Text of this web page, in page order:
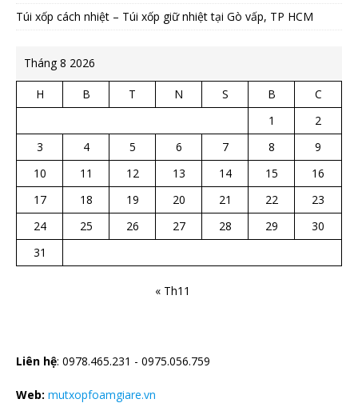
Túi xốp cách nhiệt – Túi xốp giữ nhiệt tại Gò vấp, TP HCM
Tháng 8 2026
H B T N S B
C
1
2
3
4 5 6 7 8
9
10
11 12 13 14 15
16
17
18 19 20 21 22
23
24
25 26 27 28 29
30
31
« Th11
Liên hệ: 0978.465.231 - 0975.056.759
Web: mutxopfoamgiare.vn